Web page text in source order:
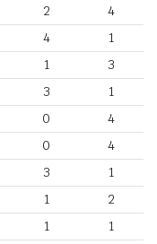
2 4
4 1
1
3
3
1
0
4
0
4
3
1
1
2
1
1